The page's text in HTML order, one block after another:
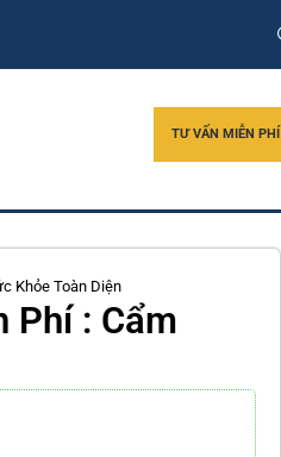
TƯ VẤN MIỄN PHÍ
Khỏe Toàn Diện
Phí : Cẩm